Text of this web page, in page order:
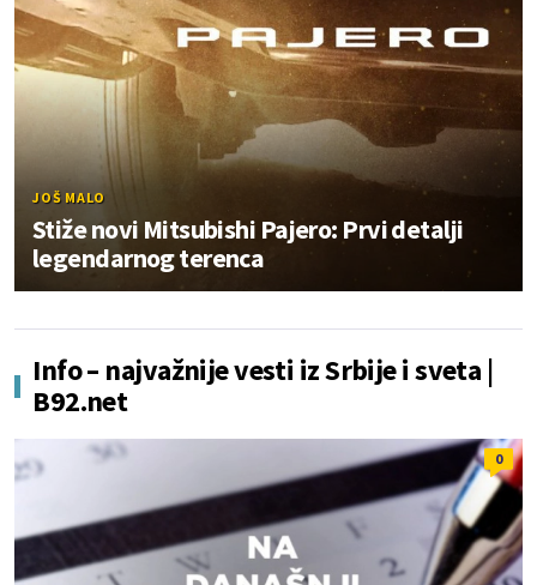
JOŠ MALO
Stiže novi Mitsubishi Pajero: Prvi detalji
legendarnog terenca
Info – najvažnije vesti iz Srbije i sveta |
B92.net
0